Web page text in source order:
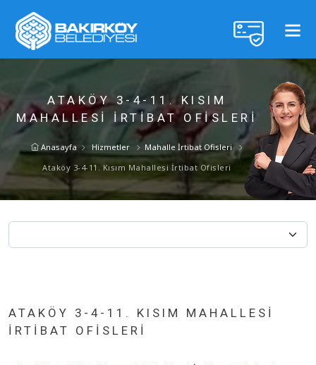
ATAKÖY 3-4-11. KISIM
MAHALLESI İRTIBAT OFISLERI
Anasayfa Hizmetler
Mahalle İrtibat Ofisleri
Ataköy 3-4-11. Kısım Mahallesi İrtibat Ofisleri
ATAKÖY 3-4-11. KISIM MAHALLESI
İRTIBAT OFISLERI